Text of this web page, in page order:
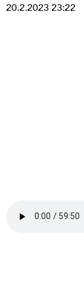
20.2.2023 23:22